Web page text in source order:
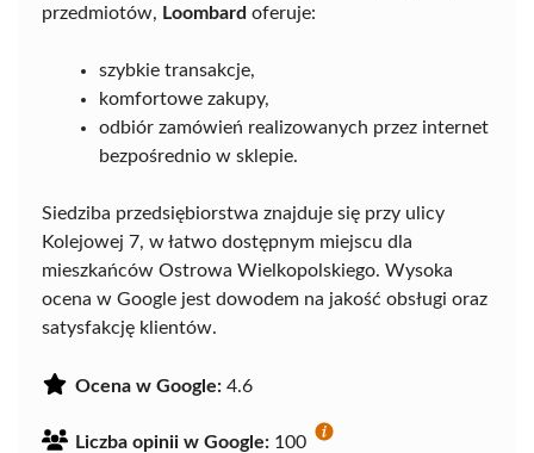
przedmiotów, Loombard oferuje:
szybkie transakcje,
komfortowe zakupy,
odbiór zamówień realizowanych przez internet
bezpośrednio w sklepie.
Siedziba przedsiębiorstwa znajduje się przy ulicy
Kolejowej 7, w łatwo dostępnym miejscu dla
mieszkańców Ostrowa Wielkopolskiego. Wysoka
ocena w Google jest dowodem na jakość obsługi oraz
satysfakcję klientów.
Ocena w Google: 4.6
Liczba opinii w Google: 100